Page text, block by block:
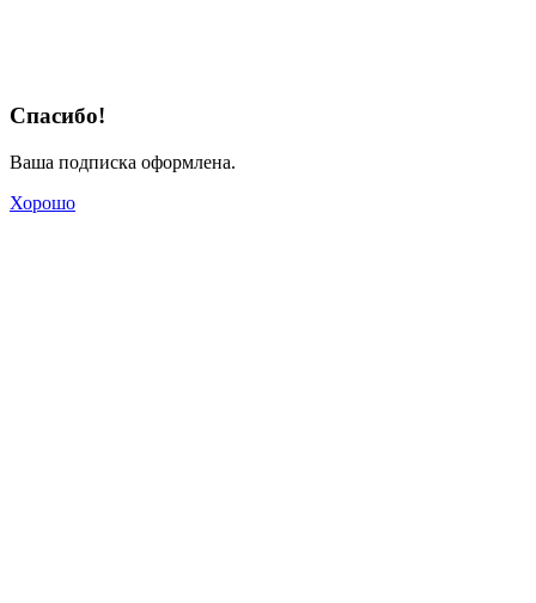
Спасибо!
Ваша подписка оформлена.
Хорошо